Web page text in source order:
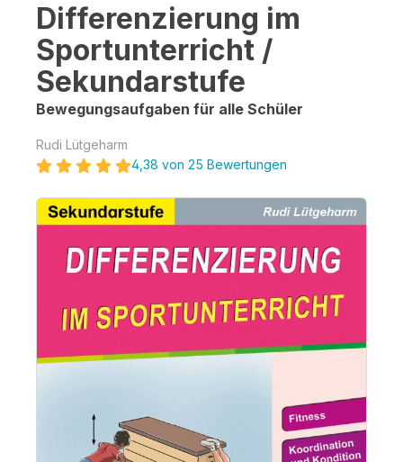
Differenzierung im
Sportunterricht /
Sekundarstufe
Bewegungsaufgaben für alle Schüler
Rudi Lütgeharm
4,38 von 25 Bewertungen
Bildergalerie überspringen